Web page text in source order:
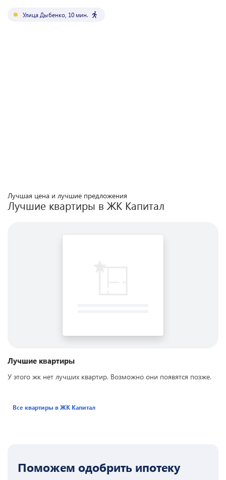
Улица Дыбенко 10 мин.
Лучшая цена и лучшие предложения
Лучшие квартиры в ЖК Капитал
Лучшие квартиры
У этого жк нет лучших квартир. Возможно они появятся позже.
Все квартиры в ЖК Капитал
Поможем одобрить ипотеку